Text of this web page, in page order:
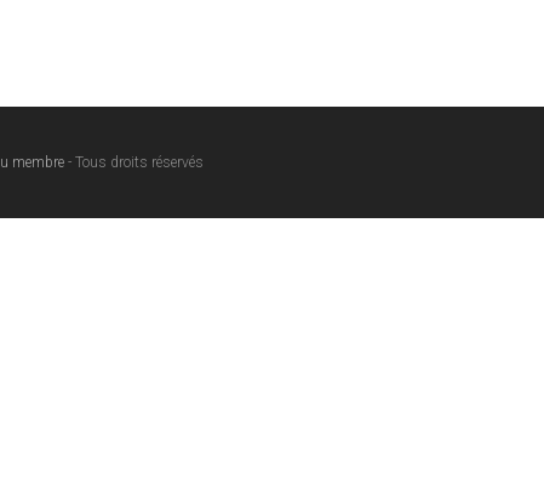
membre - Tous droits réservés